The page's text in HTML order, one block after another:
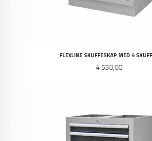
FLEXLINE SKUFFESKAP MED 4
Pris
4 550,00